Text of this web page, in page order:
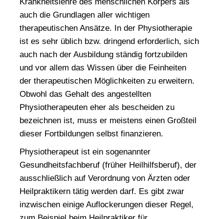
auch die Grundlagen aller wichtigen
therapeutischen Ansätze. In der Physiotherapie
ist es sehr üblich bzw. dringend erforderlich, sich
auch nach der Ausbildung ständig fortzubilden
und vor allem das Wissen über die Feinheiten
der therapeutischen Möglichkeiten zu erweitern.
Obwohl das Gehalt des angestellten
Physiotherapeuten eher als bescheiden zu
bezeichnen ist, muss er meistens einen Großteil
dieser Fortbildungen selbst finanzieren.
Physiotherapeut ist ein sogenannter
Gesundheitsfachberuf (früher Heilhilfsberuf), der
ausschließlich auf Verordnung von Ärzten oder
Heilpraktikern tätig werden darf. Es gibt zwar
inzwischen einige Auflockerungen dieser Regel,